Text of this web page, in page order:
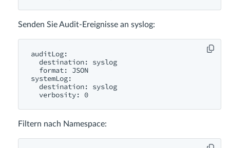
Senden Sie Audit-Ereignisse an syslog:
auditLog:
  destination: syslog
  format: JSON
systemLog:
  destination: syslog
Filtern nach Namespace: